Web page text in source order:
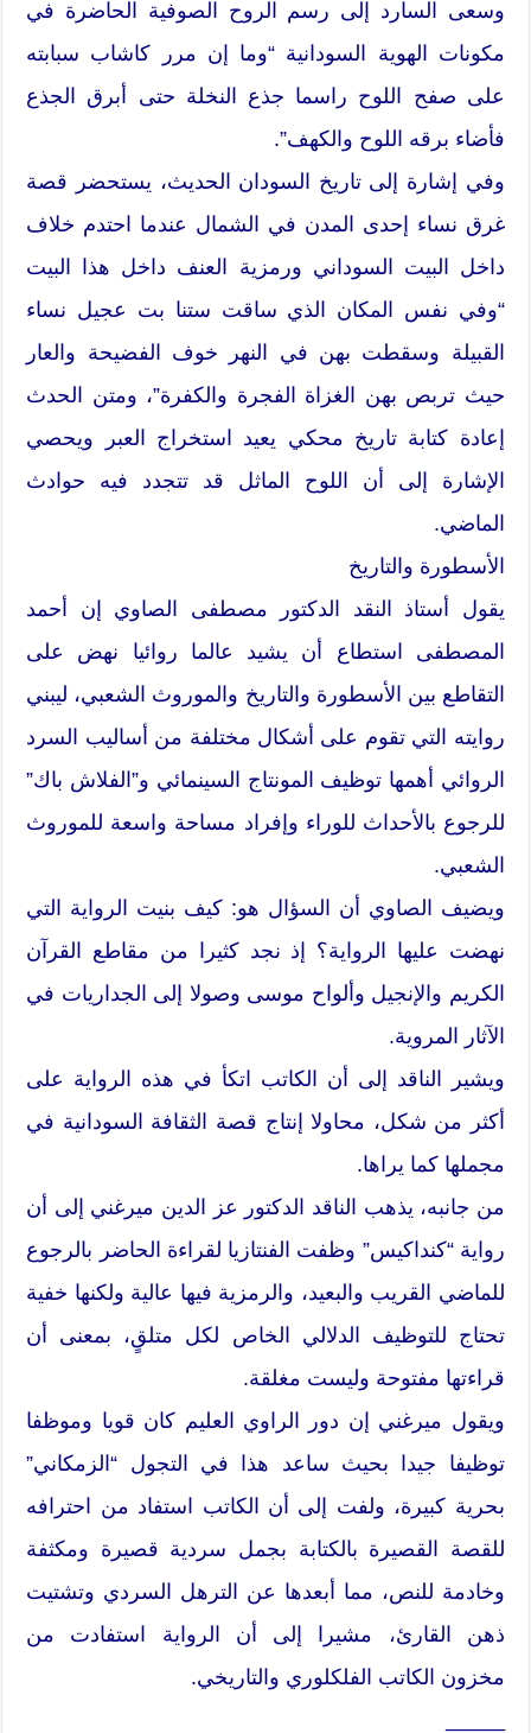
وسعى السارد إلى رسم الروح الصوفية الحاضرة في
مكونات الهوية السودانية “وما إن مرر كاشاب سبابته
على صفح اللوح راسما جذع النخلة حتى أبرق الجذع
فأضاء برقه اللوح والكهف”.
وفي إشارة إلى تاريخ السودان الحديث، يستحضر قصة
غرق نساء إحدى المدن في الشمال عندما احتدم خلاف
داخل البيت السوداني ورمزية العنف داخل هذا البيت
“وفي نفس المكان الذي ساقت ستنا بت عجيل نساء
القبيلة وسقطت بهن في النهر خوف الفضيحة والعار
حيث تربص بهن الغزاة الفجرة والكفرة”، ومتن الحدث
إعادة كتابة تاريخ محكي يعيد استخراج العبر ويحصي
الإشارة إلى أن اللوح الماثل قد تتجدد فيه حوادث
الماضي.
الأسطورة والتاريخ
يقول أستاذ النقد الدكتور مصطفى الصاوي إن أحمد
المصطفى استطاع أن يشيد عالما روائيا نهض على
التقاطع بين الأسطورة والتاريخ والموروث الشعبي، ليبني
روايته التي تقوم على أشكال مختلفة من أساليب السرد
الروائي أهمها توظيف المونتاج السينمائي و”الفلاش باك”
للرجوع بالأحداث للوراء وإفراد مساحة واسعة للموروث
الشعبي.
ويضيف الصاوي أن السؤال هو: كيف بنيت الرواية التي
نهضت عليها الرواية؟ إذ نجد كثيرا من مقاطع القرآن
الكريم والإنجيل وألواح موسى وصولا إلى الجداريات في
الآثار المروية.
ويشير الناقد إلى أن الكاتب اتكأ في هذه الرواية على
أكثر من شكل، محاولا إنتاج قصة الثقافة السودانية في
مجملها كما يراها.
من جانبه، يذهب الناقد الدكتور عز الدين ميرغني إلى أن
رواية “كنداكيس” وظفت الفنتازيا لقراءة الحاضر بالرجوع
للماضي القريب والبعيد، والرمزية فيها عالية ولكنها خفية
تحتاج للتوظيف الدلالي الخاص لكل متلقٍ، بمعنى أن
قراءتها مفتوحة وليست مغلقة.
ويقول ميرغني إن دور الراوي العليم كان قويا وموظفا
توظيفا جيدا بحيث ساعد هذا في التجول “الزمكاني”
بحرية كبيرة، ولفت إلى أن الكاتب استفاد من احترافه
للقصة القصيرة بالكتابة بجمل سردية قصيرة ومكثفة
وخادمة للنص، مما أبعدها عن الترهل السردي وتشتيت
ذهن القارئ، مشيرا إلى أن الرواية استفادت من
مخزون الكاتب الفلكلوري والتاريخي.